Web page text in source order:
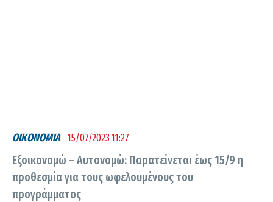
ΟΙΚΟΝΟΜΙΑ 15/07/2023 11:27
Εξοικονομώ – Αυτονομώ: Παρατείνεται έως 15/9 η
προθεσμία για τους ωφελουμένους του
προγράμματος